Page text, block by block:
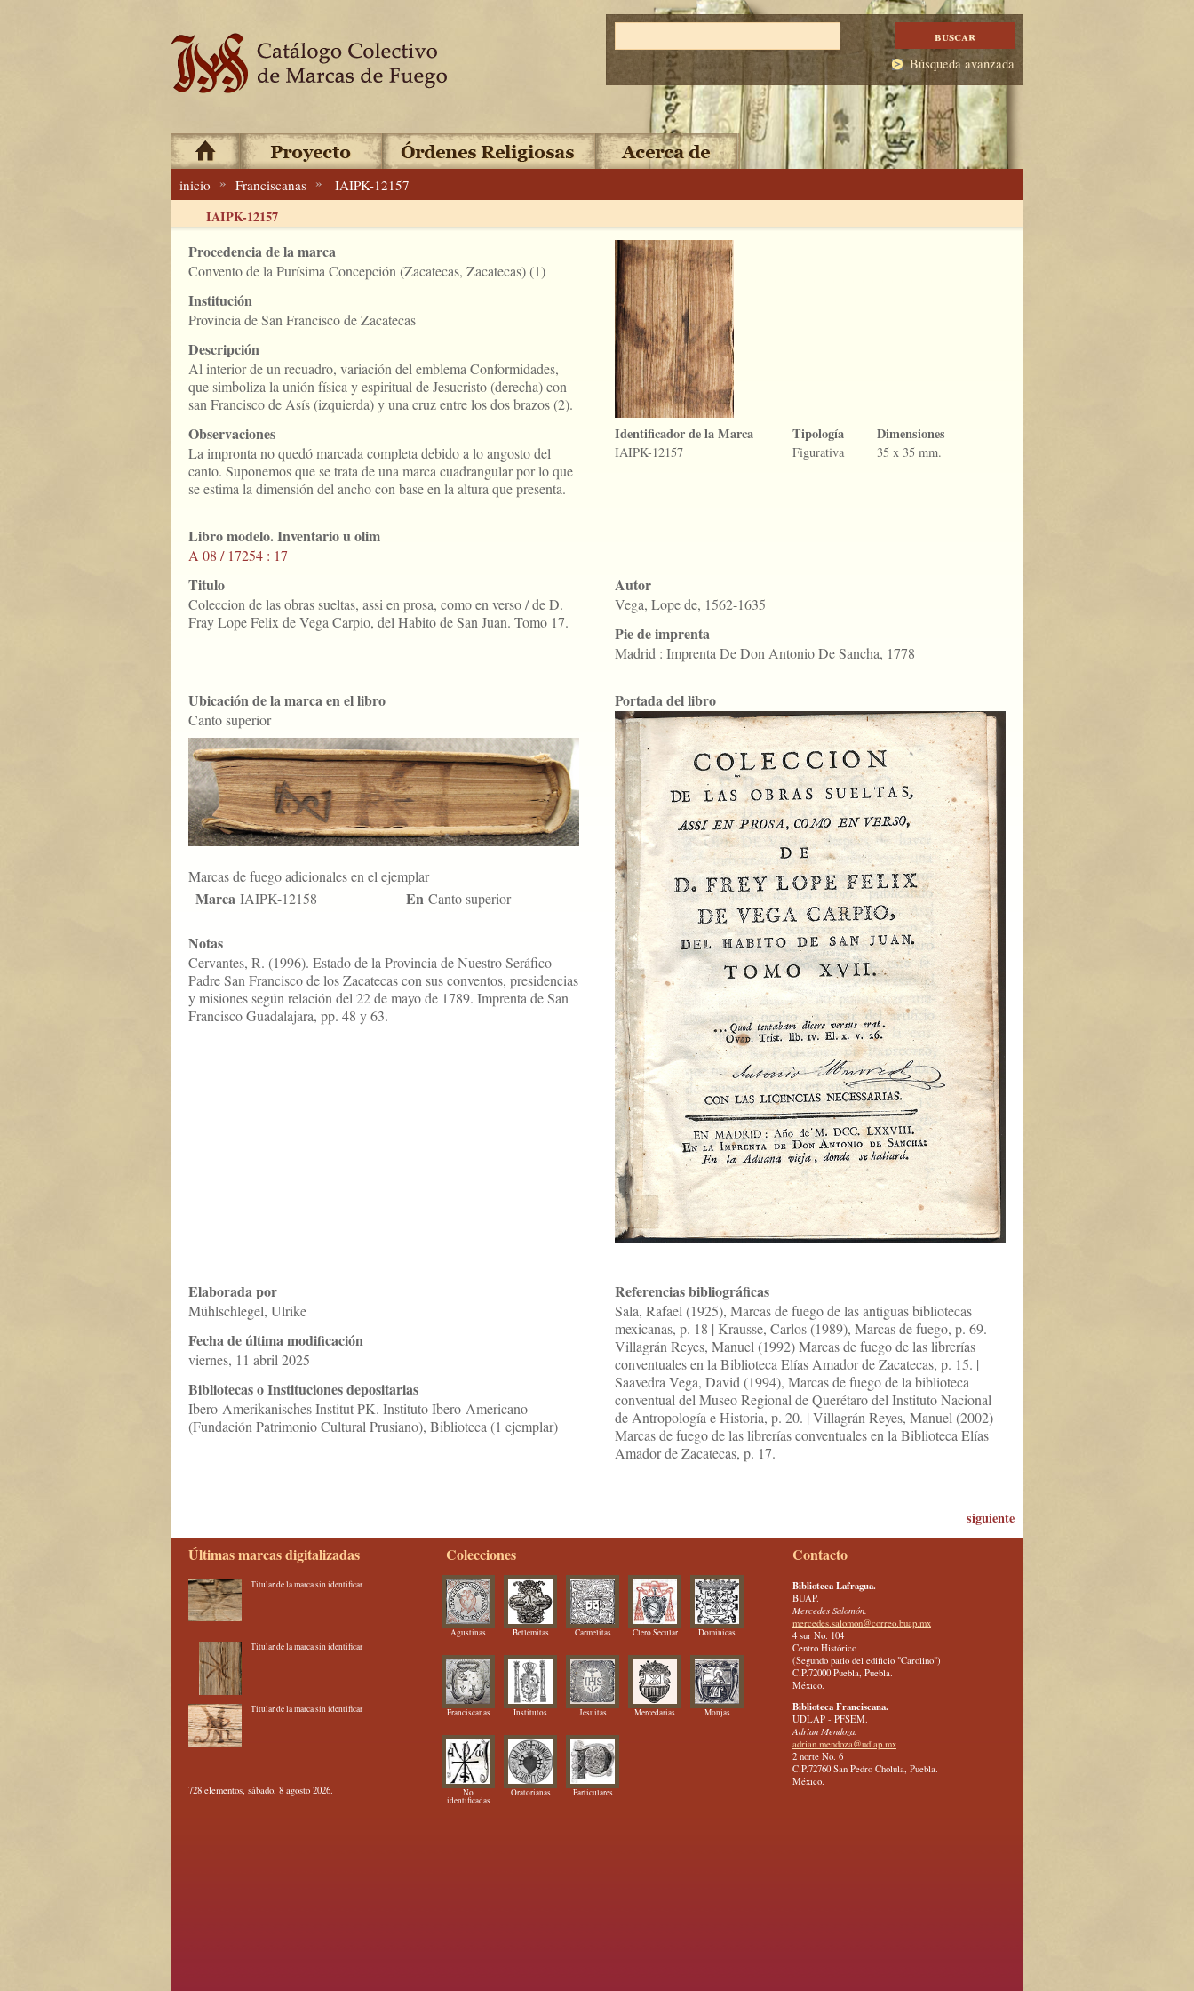
Búsqueda avanzada
inicio » Franciscanas » IAIPK-12157
IAIPK-12157
Procedencia de la marca
Convento de la Purísima Concepción (Zacatecas, Zacatecas) (1)
Institución
Provincia de San Francisco de Zacatecas
Descripción
Al interior de un recuadro, variación del emblema Conformidades,
que simboliza la unión física y espiritual de Jesucristo (derecha) con
san Francisco de Asís (izquierda) y una cruz entre los dos brazos (2).
Observaciones
La impronta no quedó marcada completa debido a lo angosto del
canto. Suponemos que se trata de una marca cuadrangular por lo que
se estima la dimensión del ancho con base en la altura que presenta.
Identificador de la Marca
IAIPK-12157
Tipología
Figurativa
Dimensiones
35 x 35 mm.
Libro modelo. Inventario u olim
A 08 / 17254 : 17
Titulo
Coleccion de las obras sueltas, assi en prosa, como en verso / de D.
Fray Lope Felix de Vega Carpio, del Habito de San Juan. Tomo 17.
Autor
Vega, Lope de, 1562-1635
Pie de imprenta
Madrid : Imprenta De Don Antonio De Sancha, 1778
Ubicación de la marca en el libro
Canto superior
Marcas de fuego adicionales en el ejemplar
Marca IAIPK-12158 En Canto superior
Notas
Cervantes, R. (1996). Estado de la Provincia de Nuestro Seráfico
Padre San Francisco de los Zacatecas con sus conventos, presidencias
y misiones según relación del 22 de mayo de 1789. Imprenta de San
Francisco Guadalajara, pp. 48 y 63.
Portada del libro
Elaborada por
Mühlschlegel, Ulrike
Fecha de última modificación
viernes, 11 abril 2025
Bibliotecas o Instituciones depositarias
Ibero-Amerikanisches Institut PK. Instituto Ibero-Americano
(Fundación Patrimonio Cultural Prusiano), Biblioteca (1 ejemplar)
Referencias bibliográficas
Sala, Rafael (1925), Marcas de fuego de las antiguas bibliotecas
mexicanas, p. 18 | Krausse, Carlos (1989), Marcas de fuego, p. 69.
Villagrán Reyes, Manuel (1992) Marcas de fuego de las librerías
conventuales en la Biblioteca Elías Amador de Zacatecas, p. 15. |
Saavedra Vega, David (1994), Marcas de fuego de la biblioteca
conventual del Museo Regional de Querétaro del Instituto Nacional
de Antropología e Historia, p. 20. | Villagrán Reyes, Manuel (2002)
Marcas de fuego de las librerías conventuales en la Biblioteca Elías
Amador de Zacatecas, p. 17.
siguiente
Últimas marcas digitalizadas
Titular de la marca sin identificar
Titular de la marca sin identificar
Titular de la marca sin identificar
728 elementos, sábado, 8 agosto 2026.
Colecciones
Agustinas Betlemitas Carmelitas Clero Secular Dominicas
Franciscanas Institutos Jesuitas Mercedarias Monjas
No
identificadas
Oratorianas Particulares
Contacto
Biblioteca Lafragua.
BUAP.
Mercedes Salomón.
mercedes.salomon@correo.buap.mx
4 sur No. 104
Centro Histórico
(Segundo patio del edificio "Carolino")
C.P.72000 Puebla, Puebla.
México.
Biblioteca Franciscana.
UDLAP - PFSEM.
Adrian Mendoza.
adrian.mendoza@udlap.mx
2 norte No. 6
C.P.72760 San Pedro Cholula, Puebla.
México.